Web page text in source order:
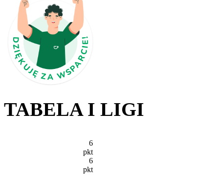
TABELA I LIGI
6
pkt
6
pkt